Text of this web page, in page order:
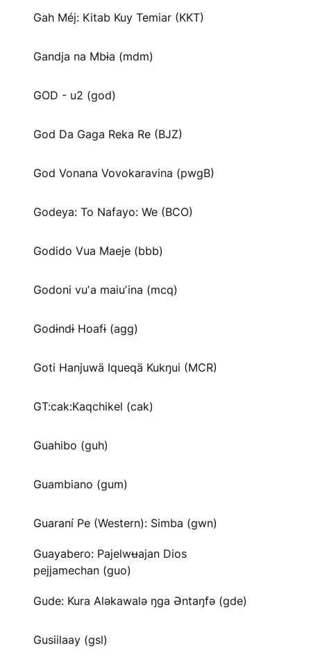
Gah Méj: Kitab Kuy Temiar (KKT)
Gandja na Mbɨa (mdm)
GOD - u2 (god)
God Da Gaga Reka Re (BJZ)
God Vonana Vovokaravina (pwgB)
Godeya: To Nafayo: We (BCO)
Godido Vua Maeje (bbb)
Godoni vuʼa maiuʼina (mcq)
Godɨndɨ Hoafɨ (agg)
Goti Hanjuwä Iqueqä Kukŋui (MCR)
GT:cak:Kaqchikel (cak)
Guahibo (guh)
Guambiano (gum)
Guaraní Pe (Western): Simba (gwn)
Guayabero: Pajelwʉajan Dios
pejjamechan (guo)
Gude: Kura Aləkawalə ŋga Əntaŋfə (gde)
Gusiilaay (gsl)